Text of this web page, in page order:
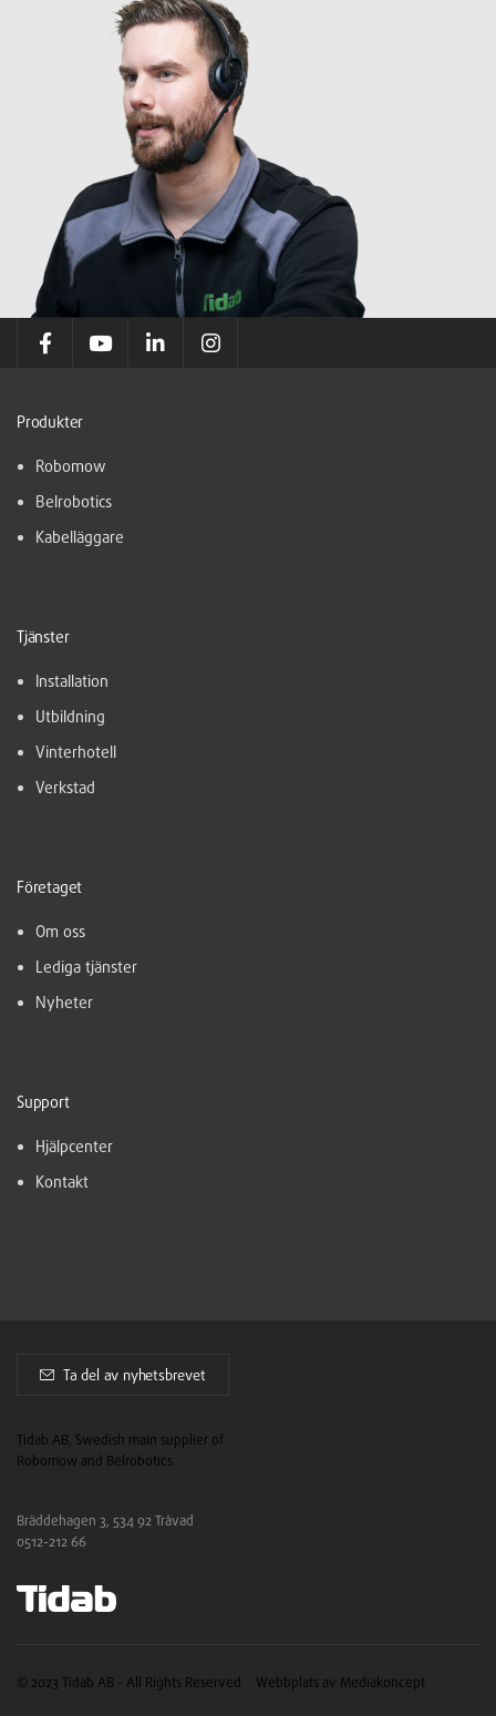
Produkter
Robomow
Belrobotics
Kabelläggare
Tjänster
Installation
Utbildning
Vinterhotell
Verkstad
Företaget
Om oss
Lediga tjänster
Nyheter
Support
Hjälpcenter
Kontakt
Ta del av nyhetsbrevet
Tidab AB, Swedish main supplier of
Robomow and Belrobotics
Bräddehagen 3, 534 92 Tråvad
0512-212 66
© 2023 Tidab AB - All Rights Reserved Webbplats av Mediakoncept